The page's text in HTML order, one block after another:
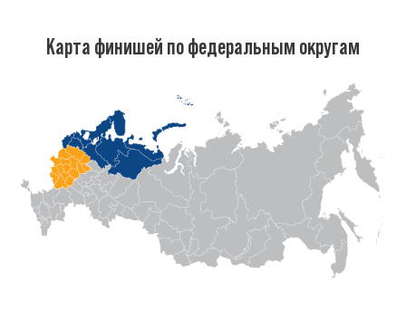
Карта финишей по федеральным округам